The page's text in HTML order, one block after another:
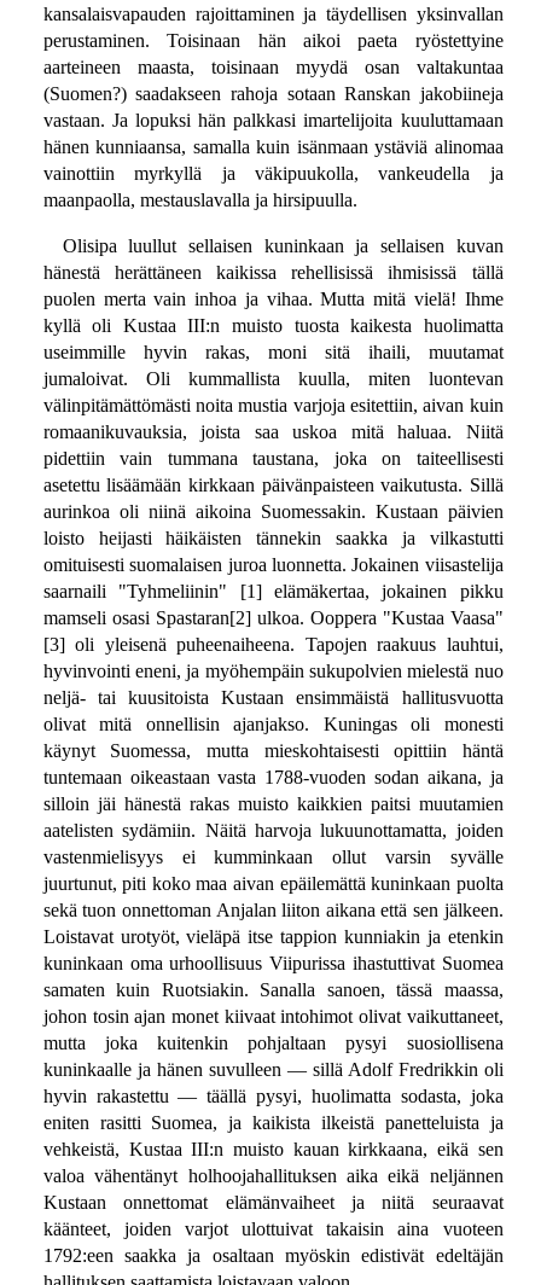
kansalaisvapauden rajoittaminen ja täydellisen yksinvallan
perustaminen. Toisinaan hän aikoi paeta ryöstettyine
aarteineen maasta, toisinaan myydä osan valtakuntaa
(Suomen?) saadakseen rahoja sotaan Ranskan jakobiineja
vastaan. Ja lopuksi hän palkkasi imartelijoita kuuluttamaan
hänen kunniaansa, samalla kuin isänmaan ystäviä alinomaa
vainottiin myrkyllä ja väkipuukolla, vankeudella ja
maanpaolla, mestauslavalla ja hirsipuulla.
Olisipa luullut sellaisen kuninkaan ja sellaisen kuvan
hänestä herättäneen kaikissa rehellisissä ihmisissä tällä
puolen merta vain inhoa ja vihaa. Mutta mitä vielä! Ihme
kyllä oli Kustaa III:n muisto tuosta kaikesta huolimatta
useimmille hyvin rakas, moni sitä ihaili, muutamat
jumaloivat. Oli kummallista kuulla, miten luontevan
välinpitämättömästi noita mustia varjoja esitettiin, aivan kuin
romaanikuvauksia, joista saa uskoa mitä haluaa. Niitä
pidettiin vain tummana taustana, joka on taiteellisesti
asetettu lisäämään kirkkaan päivänpaisteen vaikutusta. Sillä
aurinkoa oli niinä aikoina Suomessakin. Kustaan päivien
loisto heijasti häikäisten tännekin saakka ja vilkastutti
omituisesti suomalaisen juroa luonnetta. Jokainen viisastelija
saarnaili "Tyhmeliinin" [1] elämäkertaa, jokainen pikku
mamseli osasi Spastaran[2] ulkoa. Ooppera "Kustaa Vaasa"
[3] oli yleisenä puheenaiheena. Tapojen raakuus lauhtui,
hyvinvointi eneni, ja myöhempäin sukupolvien mielestä nuo
neljä- tai kuusitoista Kustaan ensimmäistä hallitusvuotta
olivat mitä onnellisin ajanjakso. Kuningas oli monesti
käynyt Suomessa, mutta mieskohtaisesti opittiin häntä
tuntemaan oikeastaan vasta 1788-vuoden sodan aikana, ja
silloin jäi hänestä rakas muisto kaikkien paitsi muutamien
aatelisten sydämiin. Näitä harvoja lukuunottamatta, joiden
vastenmielisyys ei kumminkaan ollut varsin syvälle
juurtunut, piti koko maa aivan epäilemättä kuninkaan puolta
sekä tuon onnettoman Anjalan liiton aikana että sen jälkeen.
Loistavat urotyöt, vieläpä itse tappion kunniakin ja etenkin
kuninkaan oma urhoollisuus Viipurissa ihastuttivat Suomea
samaten kuin Ruotsiakin. Sanalla sanoen, tässä maassa,
johon tosin ajan monet kiivaat intohimot olivat vaikuttaneet,
mutta joka kuitenkin pohjaltaan pysyi suosiollisena
kuninkaalle ja hänen suvulleen — sillä Adolf Fredrikkin oli
hyvin rakastettu — täällä pysyi, huolimatta sodasta, joka
eniten rasitti Suomea, ja kaikista ilkeistä panetteluista ja
vehkeistä, Kustaa III:n muisto kauan kirkkaana, eikä sen
valoa vähentänyt holhoojahallituksen aika eikä neljännen
Kustaan onnettomat elämänvaiheet ja niitä seuraavat
käänteet, joiden varjot ulottuivat takaisin aina vuoteen
1792:een saakka ja osaltaan myöskin edistivät edeltäjän